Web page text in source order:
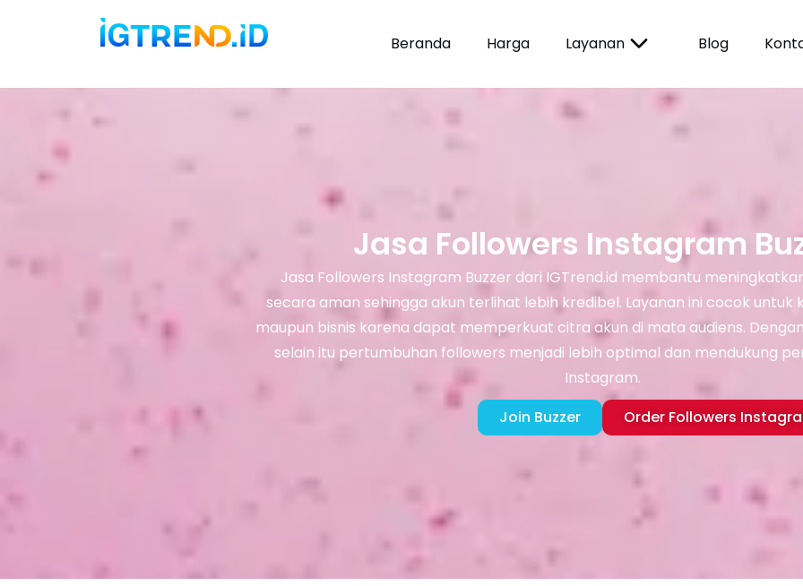
Beranda Harga Layanan Blog
Jasa Followers Instagram
Jasa Followers Instagram Buzzer dari IGTrend.id membantu
secara aman sehingga akun terlihat lebih kredibel. Layanan ini cocok untuk
maupun bisnis karena dapat memperkuat citra akun di mata audiens.
selain itu pertumbuhan followers menjadi lebih optimal dan mendukung
Instagram.
Join Buzzer
Order Followers